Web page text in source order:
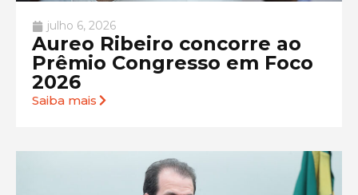
julho 6, 2026
Aureo Ribeiro concorre ao
Prêmio Congresso em Foco
2026
Saiba mais